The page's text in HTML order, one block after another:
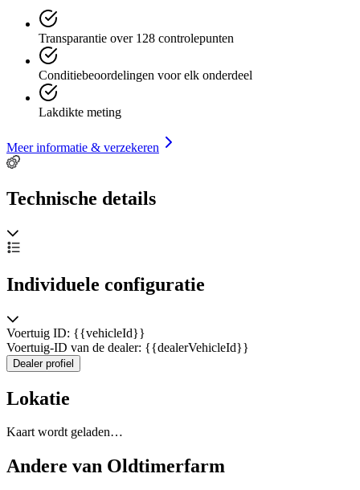
Transparantie over 128 controlepunten
Conditiebeoordelingen voor elk onderdeel
Lakdikte meting
Meer informatie & verzekeren
Technische details
Individuele configuratie
Voertuig ID: {{vehicleId}}
Voertuig-ID van de dealer: {{dealerVehicleId}}
Dealer profiel
Lokatie
Kaart wordt geladen…
Andere van Oldtimerfarm